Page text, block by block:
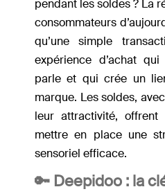
pendant les soldes ? La
consommateurs
qu’une simple
expérience d’achat
parle et qui crée un
marque. Les soldes,
leur attractivité,
mettre en place une
sensoriel efficace.
🔑 Deepidoo : la